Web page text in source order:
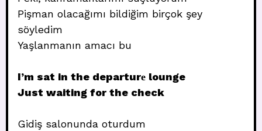
Pişman olacağımı bildiğim birçok şey
söyledim
Yaşlanmanın amacı bu
I’m sat in the departurе lounge
Just waiting for the check
Gidiş salonunda oturdum